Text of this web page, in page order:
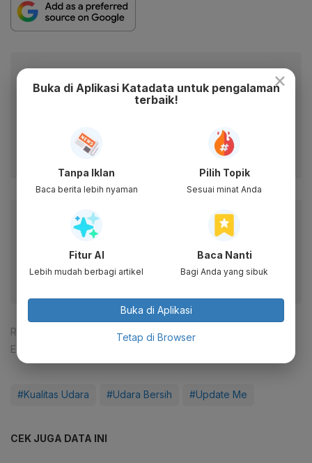
Anda
Dapatkan akses cepat ke berita terkini dan data
Ikuti kami
Baca artikel ini lewat aplikasi mobile.
Dapatkan pengalaman membaca lebih nyaman dan nikmati
fitur menarik lainnya lewat aplikasi mobile Katadata.
Reporter:
Djati Waluyo
Editor:
#Kualitas Udara #Udara Bersih #Update Me
CEK JUGA DATA INI
×
Buka di Aplikasi Katadata untuk pengalaman
terbaik!
Tanpa Iklan
Baca berita lebih nyaman
Pilih Topik
Sesuai minat Anda
Fitur AI
Lebih mudah berbagi artikel
Baca Nanti
Bagi Anda yang sibuk
Buka di Aplikasi
Tetap di Browser